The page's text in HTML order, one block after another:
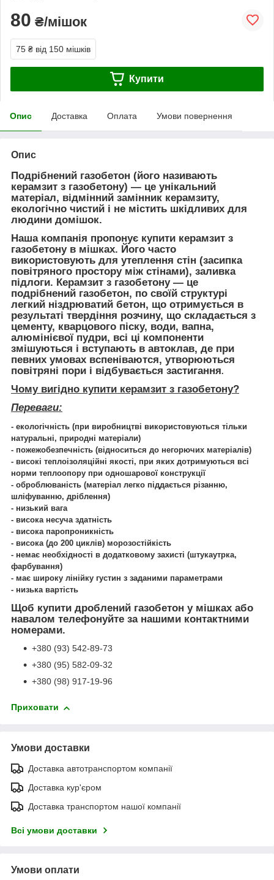
80 ₴/мішок
75 ₴ від 150 мішків
Купити
Опис Доставка Оплата Умови повернення
Опис
Подрібнений газобетон (його називають
керамзит з газобетону) ― це унікальний
матеріал, відмінний замінник керамзиту,
екологічно чистий і не містить шкідливих для
людини домішок.
Наша компанія пропонує купити керамзит з
газобетону в мішках. Його часто
використовують для утеплення стін (засипка
повітряного простору між стінами), заливка
підлоги. Керамзит з газобетону ― це
подрібнений газобетон, по своїй структурі
легкий ніздрюватий бетон, що отримується в
результаті твердіння розчину, що складається з
цементу, кварцового піску, води, вапна,
алюмінієвої пудри, всі ці компоненти
змішуються і вступають в автоклав, де при
певних умовах вспеніваются, утворюються
повітряні пори і відбувається застигання.
Чому вигідно купити керамзит з газобетону?
Переваги:
- екологічність (при виробництві використовуються тільки
натуральні, природні матеріали)
- пожежобезпечність (відноситься до негорючих матеріалів)
- високі теплоізоляційні якості, при яких дотримуються всі
норми теплоопору при одношарової конструкції
- оброблюваність (матеріал легко піддається різанню,
шліфуванню, дріблення)
- низький вага
- висока несуча здатність
- висока паропроникність
- висока (до 200 циклів) морозостійкість
- немає необхідності в додатковому захисті (штукаутрка,
фарбування)
- має широку лінійку густин з заданими параметрами
- низька вартість
Щоб купити дроблений газобетон у мішках або
навалом телефонуйте за нашими контактними
номерами.
+380 (93) 542-89-73
+380 (95) 582-09-32
+380 (98) 917-19-96
Приховати
Умови доставки
Доставка автотранспортом компанії
Доставка кур'єром
Доставка транспортом нашої компанії
Всі умови доставки
Умови оплати